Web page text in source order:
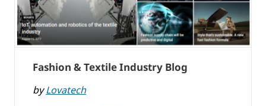
Fashion & Textile Industry Blog
byLovatech